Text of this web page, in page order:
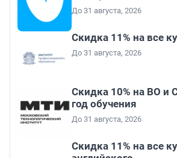
До 31 августа, 2026
Скидка 11% на все
До 31 августа, 2026
Скидка 10% на ВО и
год обучения
До 31 августа, 2026
Скидка 11% на все